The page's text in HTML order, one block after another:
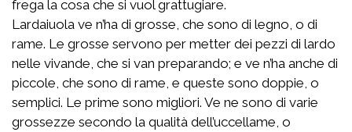
frega la cosa che si vuol grattugiare.
Lardaiuola ve n’ha di grosse, che sono di legno, o di
rame. Le grosse servono per metter dei pezzi di lardo
nelle vivande, che si van preparando; e ve n’ha anche di
piccole, che sono di rame, e queste sono doppie, o
semplici. Le prime sono migliori. Ve ne sono di varie
grossezze secondo la qualità dell’uccellame, o